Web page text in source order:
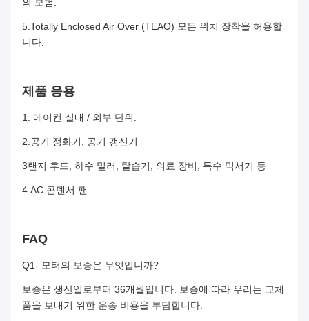
의 보험.
5.Totally Enclosed Air Over (TEAO) 모든 위치 장착을 허용합
니다.
제품 응용
1. 에어컨 실내 / 외부 단위.
2.공기 정화기, 공기 갱신기
3랜지 후드, 하수 밀러, 탈습기, 의료 장비, 특수 믹서기 등
4.AC 콘덴서 팬
FAQ
Q1- 모터의 보증은 무엇입니까?
보증은 생산일로부터 36개월입니다. 보증에 따라 우리는 교체
품을 보내기 위한 운송 비용을 부담합니다.